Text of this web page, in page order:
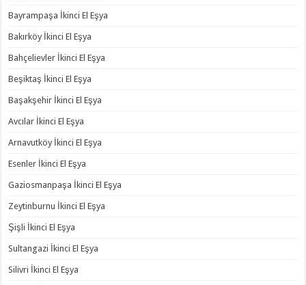
Bayrampaşa İkinci El Eşya
Bakırköy İkinci El Eşya
Bahçelievler İkinci El Eşya
Beşiktaş İkinci El Eşya
Başakşehir İkinci El Eşya
Avcılar İkinci El Eşya
Arnavutköy İkinci El Eşya
Esenler İkinci El Eşya
Gaziosmanpaşa İkinci El Eşya
Zeytinburnu İkinci El Eşya
Şişli İkinci El Eşya
Sultangazi İkinci El Eşya
Silivri İkinci El Eşya